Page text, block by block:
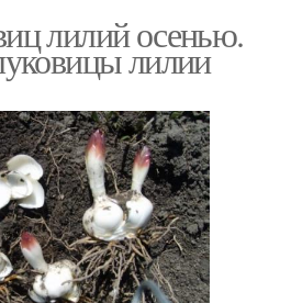
лилий осенью.
лилии